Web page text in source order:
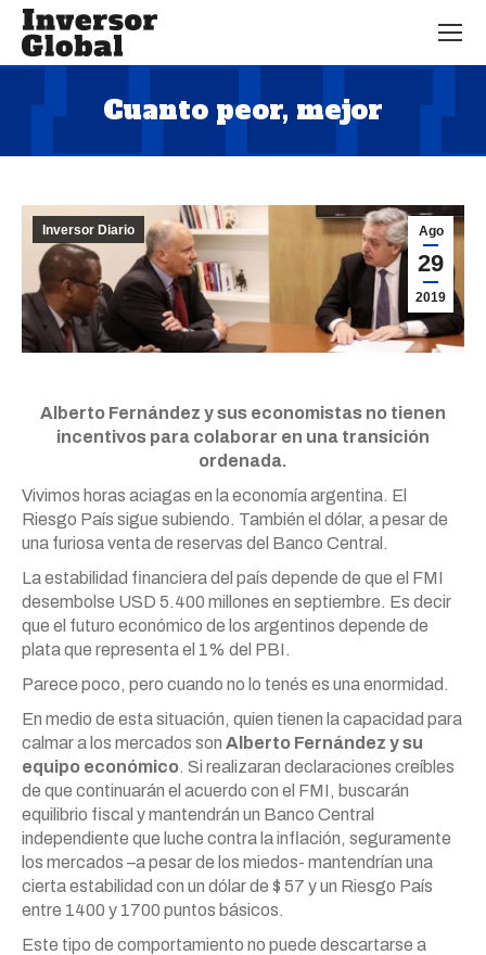
Cuanto peor, mejor
Ago
29
2019
Inversor Diario
Alberto Fernández y sus economistas no tienen
incentivos para colaborar en una transición
ordenada.
Vivimos horas aciagas en la economía argentina. El
Riesgo País sigue subiendo. También el dólar, a pesar de
una furiosa venta de reservas del Banco Central.
La estabilidad financiera del país depende de que el FMI
desembolse USD 5.400 millones en septiembre. Es decir
que el futuro económico de los argentinos depende de
plata que representa el 1% del PBI.
Parece poco, pero cuando no lo tenés es una enormidad.
En medio de esta situación, quien tienen la capacidad para
calmar a los mercados son Alberto Fernández y su
equipo económico. Si realizaran declaraciones creíbles
de que continuarán el acuerdo con el FMI, buscarán
equilibrio fiscal y mantendrán un Banco Central
independiente que luche contra la inflación, seguramente
los mercados –a pesar de los miedos- mantendrían una
cierta estabilidad con un dólar de $ 57 y un Riesgo País
entre 1400 y 1700 puntos básicos.
Este tipo de comportamiento no puede descartarse a